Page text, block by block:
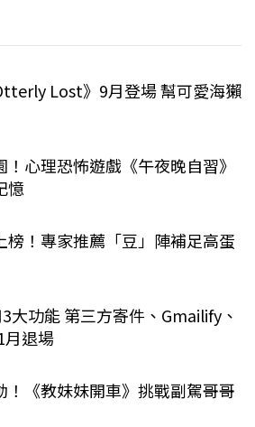
Lost》9月登場 幫可愛海獺
心理恐怖遊戲《午夜晚自習》
憶
榜！專家推薦「豆」陣補足高蛋
大功能 第三方寄件、Gmailify、
月退場
！《教妹妹開車》挑戰副駕哥哥